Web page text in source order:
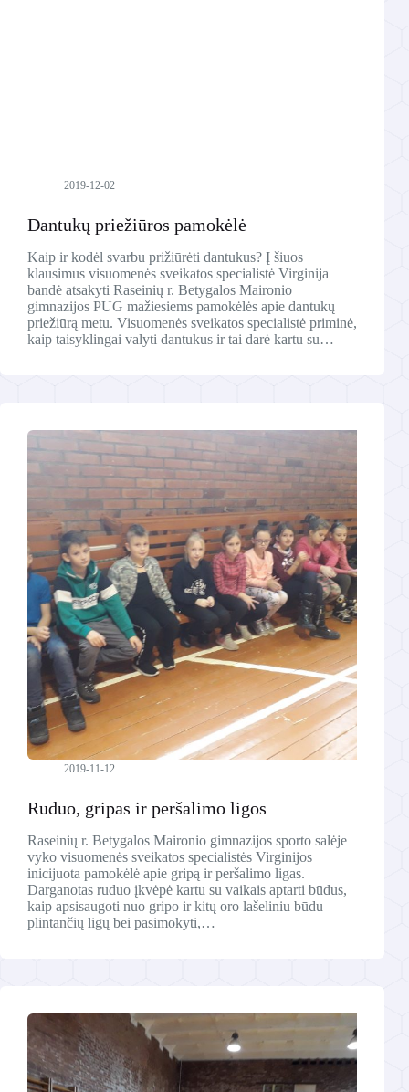
2019-12-02
Dantukų priežiūros pamokėlė
Kaip ir kodėl svarbu prižiūrėti dantukus? Į šiuos
klausimus visuomenės sveikatos specialistė Virginija
bandė atsakyti Raseinių r. Betygalos Maironio
gimnazijos PUG mažiesiems pamokėlės apie dantukų
priežiūrą metu. Visuomenės sveikatos specialistė priminė,
kaip taisyklingai valyti dantukus ir tai darė kartu su…
2019-11-12
Ruduo, gripas ir peršalimo ligos
Raseinių r. Betygalos Maironio gimnazijos sporto salėje
vyko visuomenės sveikatos specialistės Virginijos
inicijuota pamokėlė apie gripą ir peršalimo ligas.
Darganotas ruduo įkvėpė kartu su vaikais aptarti būdus,
kaip apsisaugoti nuo gripo ir kitų oro lašeliniu būdu
plintančių ligų bei pasimokyti,…